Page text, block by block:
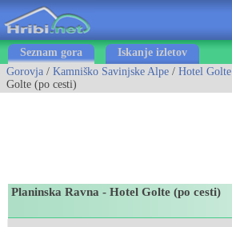
Seznam gora
Iskanje izletov
Gorovja / Kamniško Savinjske Alpe / Hotel Golte
Golte (po cesti)
Planinska Ravna - Hotel Golte (po cesti)